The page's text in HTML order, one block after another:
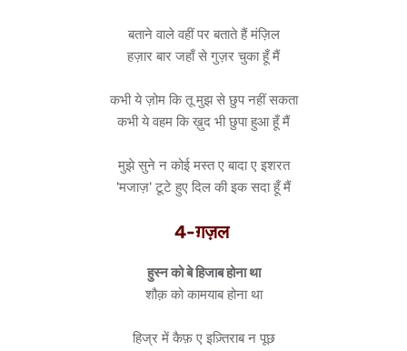
बताने वाले वहीं पर बताते हैं मंज़िल
हज़ार बार जहाँ से गुज़र चुका हूँ मैं
कभी ये ज़ोम कि तू मुझ से छुप नहीं सकता
कभी ये वहम कि ख़ुद भी छुपा हुआ हूँ मैं
मुझे सुने न कोई मस्त ए बादा ए इशरत
'मजाज़' टूटे हुए दिल की इक सदा हूँ मैं
4-ग़ज़ल
हुस्न को बे हिजाब होना था
शौक़ को कामयाब होना था
हिज्र में कैफ़ ए इज़्तिराब न पूछ